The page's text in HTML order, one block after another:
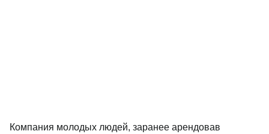
Компания молодых людей, заранее арендовав